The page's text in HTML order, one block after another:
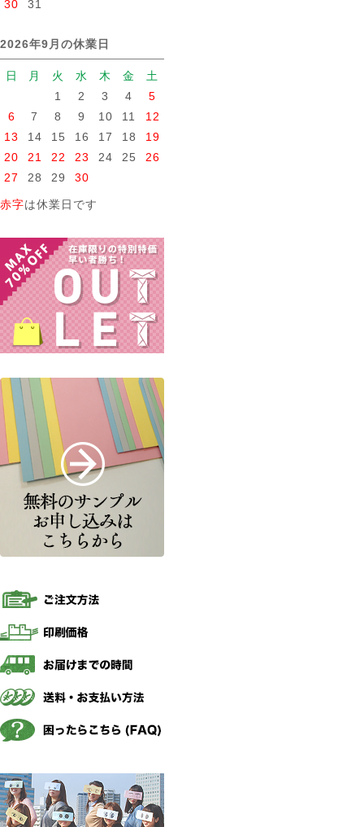
30 31
2026年9月の休業日
日 月 火 水 木 金
土
1
2 3 4
5
6
7 8 9 10 11
12
13
14 15 16 17 18
19
20
21 22 23 24 25
26
27
28 29 30
赤字は休業日です